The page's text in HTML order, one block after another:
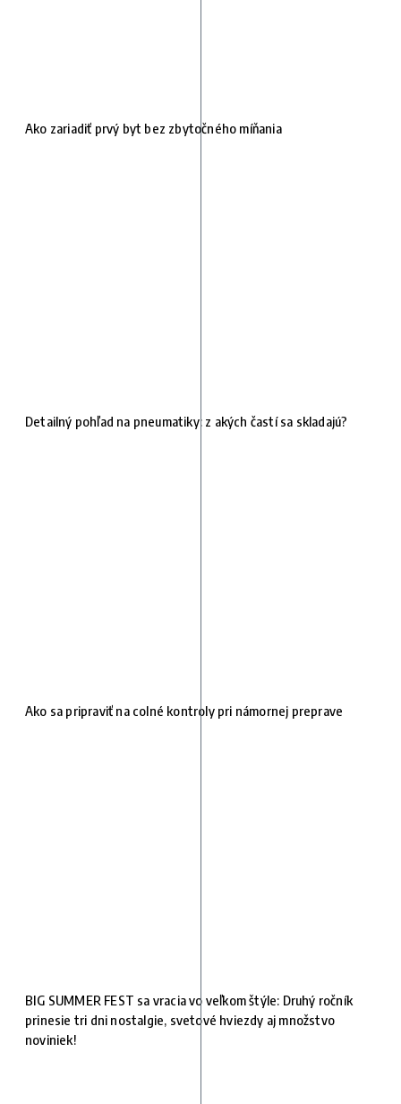
Ako zariadiť prvý byt bez zbytočného míňania
Detailný pohľad na pneumatiky: z akých častí sa skladajú?
Ako sa pripraviť na colné kontroly pri námornej preprave
BIG SUMMER FEST sa vracia vo veľkom štýle: Druhý ročník
prinesie tri dni nostalgie, svetové hviezdy aj množstvo
noviniek!